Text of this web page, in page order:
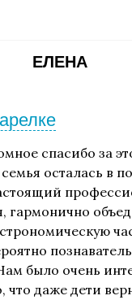
ЕЛЕНА
спасибо за
осталась в
гармонично
было очень
что даже дети